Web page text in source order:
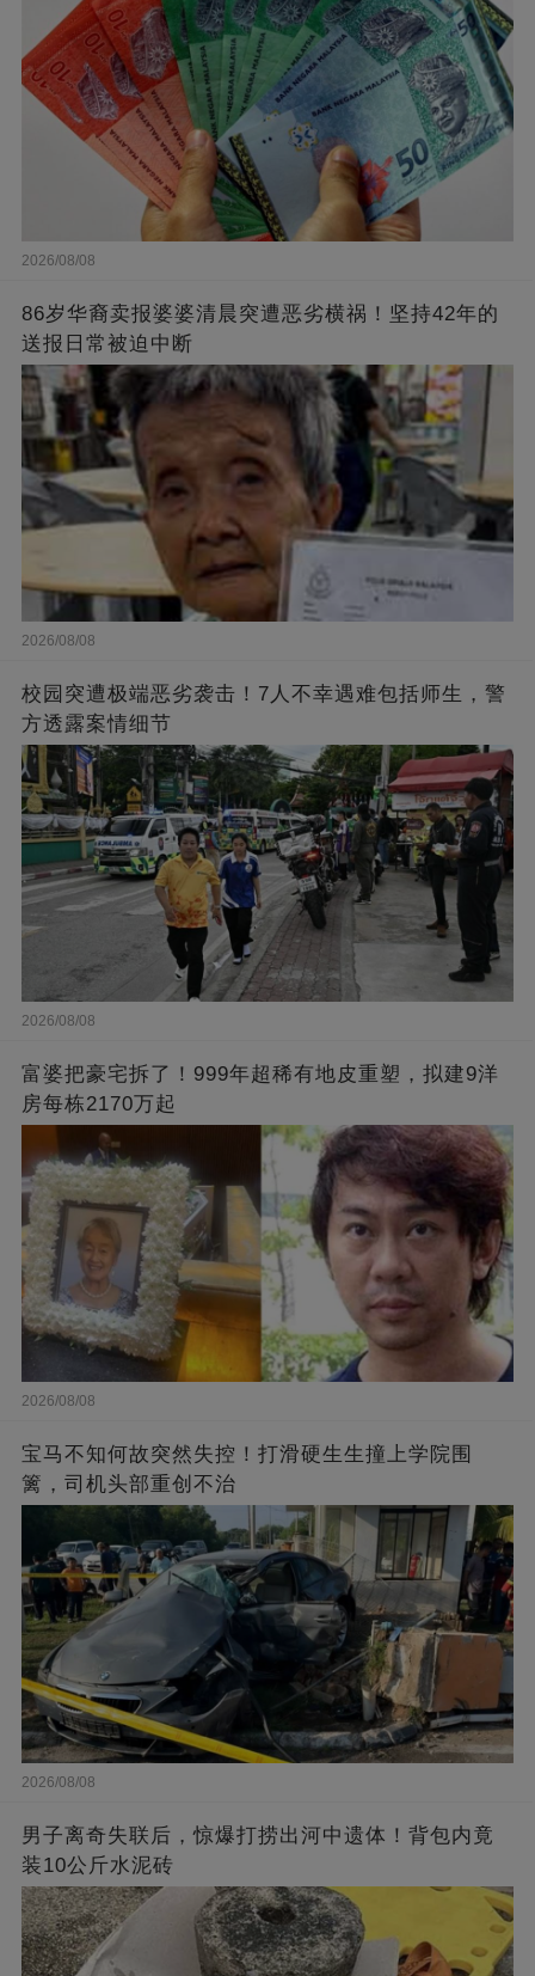
2026/08/08
86岁华裔卖报婆婆清晨突遭恶劣横祸！坚持42年的
送报日常被迫中断
2026/08/08
校园突遭极端恶劣袭击！7人不幸遇难包括师生，警
方透露案情细节
2026/08/08
富婆把豪宅拆了！999年超稀有地皮重塑，拟建9洋
房每栋2170万起
2026/08/08
宝马不知何故突然失控！打滑硬生生撞上学院围
篱，司机头部重创不治
2026/08/08
男子离奇失联后，惊爆打捞出河中遗体！背包内竟
装10公斤水泥砖